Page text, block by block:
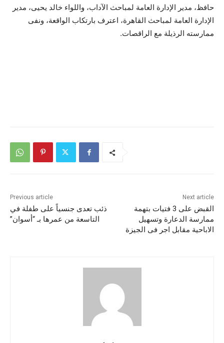
حافظ، مدير الإدارة العامة لمباحث الآداب، واللواء خالد يحيى، مدير
الإدارة العامة لمباحث القاهرة، اعترف بارتكاب الواقعة، ونفى
ممارسته الرذيلة مع الراقصات.
Previous article
ذئب تعدى جنسياً على طفلة في
التاسعة من عمرها بـ “أسوان”
Next article
القبض على 3 فتيات بتهمة
ممارسة الدعارة وتسهيل
الاباحية مقابل اجر فى الجيزة